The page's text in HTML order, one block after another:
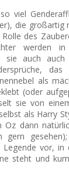
viel
die
des
werden
sie auch
als
(oder
sie von
als Harry
dann
gern
Legende vor,
steht und